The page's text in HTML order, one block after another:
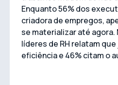
Enquanto 56% dos
criadora de empregos,
se materializar até agora.
líderes de RH relatam
eficiência e 46% citam o